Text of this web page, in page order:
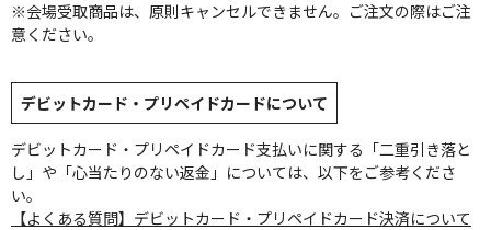
※会場受取商品は、原則キャンセルできません。ご注文の際はご注
意ください。
デビットカード・プリペイドカードについて
デビットカード・プリペイドカード支払いに関する「二重引き落と
し」や「心当たりのない返金」については、以下をご参考くださ
い。
【よくある質問】デビットカード・プリペイドカード決済について